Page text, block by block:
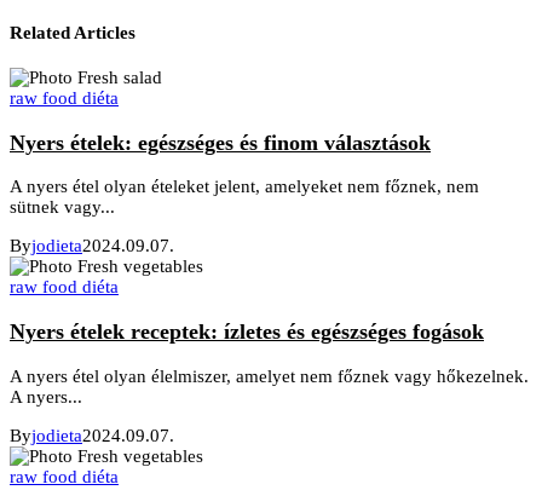
Related Articles
raw food diéta
Nyers ételek: egészséges és finom választások
A nyers étel olyan ételeket jelent, amelyeket nem főznek, nem
sütnek vagy...
Byjodieta2024.09.07.
raw food diéta
Nyers ételek receptek: ízletes és egészséges fogások
A nyers étel olyan élelmiszer, amelyet nem főznek vagy hőkezelnek.
A nyers...
Byjodieta2024.09.07.
raw food diéta